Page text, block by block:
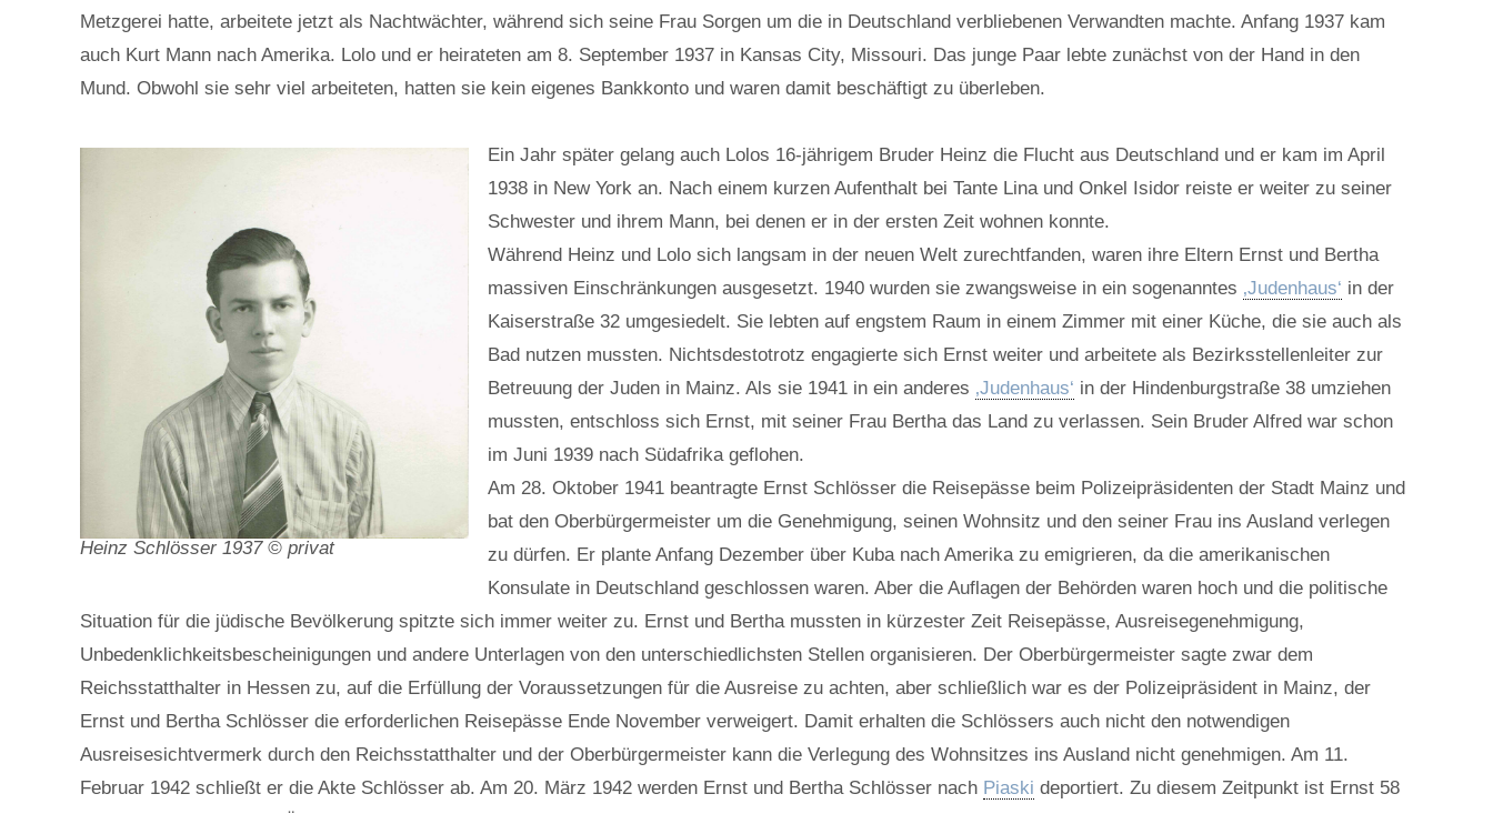
Metzgerei hatte, arbeitete jetzt als Nachtwächter, während sich seine Frau Sorgen um die in Deutschland verbliebenen Verwandten machte. Anfang 1937 kam
auch Kurt Mann nach Amerika. Lolo und er heirateten am 8. September 1937 in Kansas City, Missouri. Das junge Paar lebte zunächst von der Hand in den
Mund. Obwohl sie sehr viel arbeiteten, hatten sie kein eigenes Bankkonto und waren damit beschäftigt zu überleben.
Heinz Schlösser 1937 © privat
Ein Jahr später gelang auch Lolos 16-jährigem Bruder Heinz die Flucht aus Deutschland und er kam im April
1938 in New York an. Nach einem kurzen Aufenthalt bei Tante Lina und Onkel Isidor reiste er weiter zu seiner
Schwester und ihrem Mann, bei denen er in der ersten Zeit wohnen konnte.
Während Heinz und Lolo sich langsam in der neuen Welt zurechtfanden, waren ihre Eltern Ernst und Bertha
massiven Einschränkungen ausgesetzt. 1940 wurden sie zwangsweise in ein sogenanntes ‚Judenhaus‘ in der
Kaiserstraße 32 umgesiedelt. Sie lebten auf engstem Raum in einem Zimmer mit einer Küche, die sie auch als
Bad nutzen mussten. Nichtsdestotrotz engagierte sich Ernst weiter und arbeitete als Bezirksstellenleiter zur
Betreuung der Juden in Mainz. Als sie 1941 in ein anderes ‚Judenhaus‘ in der Hindenburgstraße 38 umziehen
mussten, entschloss sich Ernst, mit seiner Frau Bertha das Land zu verlassen. Sein Bruder Alfred war schon
im Juni 1939 nach Südafrika geflohen.
Am 28. Oktober 1941 beantragte Ernst Schlösser die Reisepässe beim Polizeipräsidenten der Stadt Mainz und
bat den Oberbürgermeister um die Genehmigung, seinen Wohnsitz und den seiner Frau ins Ausland verlegen
zu dürfen. Er plante Anfang Dezember über Kuba nach Amerika zu emigrieren, da die amerikanischen
Konsulate in Deutschland geschlossen waren. Aber die Auflagen der Behörden waren hoch und die politische
Situation für die jüdische Bevölkerung spitzte sich immer weiter zu. Ernst und Bertha mussten in kürzester Zeit Reisepässe, Ausreisegenehmigung,
Unbedenklichkeitsbescheinigungen und andere Unterlagen von den unterschiedlichsten Stellen organisieren. Der Oberbürgermeister sagte zwar dem
Reichsstatthalter in Hessen zu, auf die Erfüllung der Voraussetzungen für die Ausreise zu achten, aber schließlich war es der Polizeipräsident in Mainz, der
Ernst und Bertha Schlösser die erforderlichen Reisepässe Ende November verweigert. Damit erhalten die Schlössers auch nicht den notwendigen
Ausreisesichtvermerk durch den Reichsstatthalter und der Oberbürgermeister kann die Verlegung des Wohnsitzes ins Ausland nicht genehmigen. Am 11.
Februar 1942 schließt er die Akte Schlösser ab. Am 20. März 1942 werden Ernst und Bertha Schlösser nach Piaski deportiert. Zu diesem Zeitpunkt ist Ernst 58